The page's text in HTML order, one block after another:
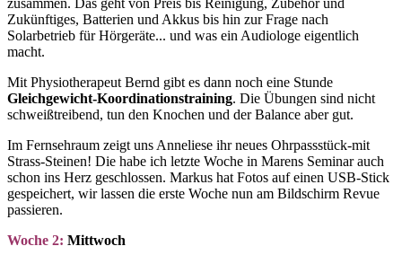
Zukünftiges, Batterien und Akkus bis hin zur Frage nach
Solarbetrieb für Hörgeräte... und was ein Audiologe eigentlich
macht.
Mit Physiotherapeut Bernd gibt es dann noch eine Stunde
Gleichgewicht-Koordinationstraining. Die Übungen sind nicht
schweißtreibend, tun den Knochen und der Balance aber gut.
Im Fernsehraum zeigt uns Anneliese ihr neues Ohrpassstück-mit
Strass-Steinen! Die habe ich letzte Woche in Marens Seminar auch
schon ins Herz geschlossen. Markus hat Fotos auf einen USB-Stick
gespeichert, wir lassen die erste Woche nun am Bildschirm Revue
passieren.
Woche 2: Mittwoch